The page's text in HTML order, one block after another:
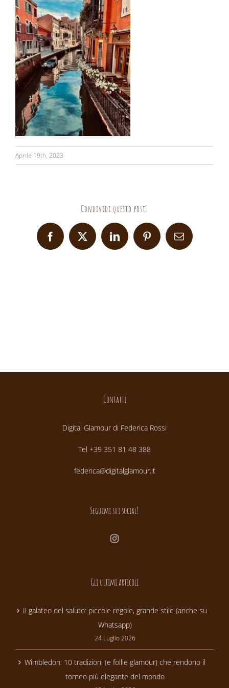
Aprile 19th, 2023
Condividi questo post!
Facebook
X LinkedInPinterestEmail
Contatti
Digital Glamour di Federica Rossi
Tel +39 351 81 48 388
federica@digitalglamour.it
Seguimi sui social!
Gli ultimi articoli
Il galateo del saluto: piccole regole, grande stile (anche su
Whatsapp)
24 Luglio 2026
Wimbledon: 10 tradizioni (e follie glamour) che rendono il
torneo più elegante del mondo